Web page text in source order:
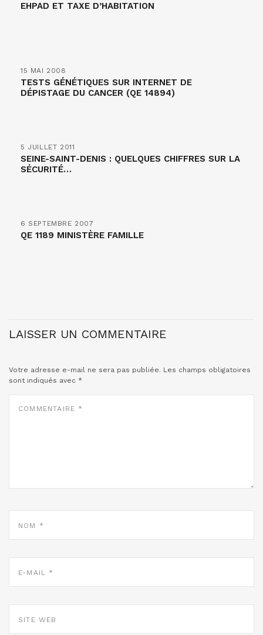
EHPAD ET TAXE D’HABITATION
15 MAI 2008
TESTS GÉNÉTIQUES SUR INTERNET DE
DÉPISTAGE DU CANCER (QE 14894)
5 JUILLET 2011
SEINE-SAINT-DENIS : QUELQUES CHIFFRES SUR LA
SÉCURITÉ…
6 SEPTEMBRE 2007
QE 1189 MINISTÈRE FAMILLE
LAISSER UN COMMENTAIRE
Votre adresse e-mail ne sera pas publiée. Les champs obligatoires
sont indiqués avec *
MAIL
WEB